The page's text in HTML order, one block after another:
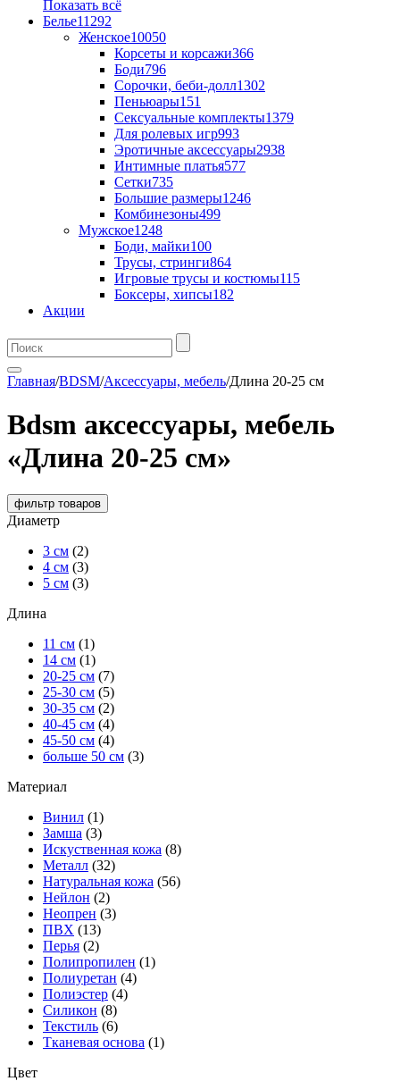
Показать всё
Белье11292
Женское10050
Корсеты и корсажи366
Боди796
Сорочки, беби-долл1302
Пеньюары151
Сексуальные комплекты1379
Для ролевых игр993
Эротичные аксессуары2938
Интимные платья577
Сетки735
Большие размеры1246
Комбинезоны499
Мужское1248
Боди, майки100
Трусы, стринги864
Игровые трусы и костюмы115
Боксеры, хипсы182
Акции
Главная/BDSM/Аксессуары, мебель/Длина 20-25 см
Bdsm аксессуары, мебель
«Длина 20-25 см»
фильтр товаров
Диаметр
3 см (2)
4 см (3)
5 см (3)
Длина
11 см (1)
14 см (1)
20-25 см (7)
25-30 см (5)
30-35 см (2)
40-45 см (4)
45-50 см (4)
больше 50 см (3)
Материал
Винил (1)
Замша (3)
Искуственная кожа (8)
Металл (32)
Натуральная кожа (56)
Нейлон (2)
Неопрен (3)
ПВХ (13)
Перья (2)
Полипропилен (1)
Полиуретан (4)
Полиэстер (4)
Силикон (8)
Текстиль (6)
Тканевая основа (1)
Цвет